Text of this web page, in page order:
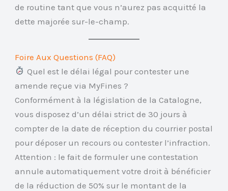
de routine tant que vous n’aurez pas acquitté la
dette majorée sur-le-champ.
Foire Aux Questions (FAQ)
Quel est le délai légal pour contester une
amende reçue via MyFines ?
Conformément à la législation de la Catalogne,
vous disposez d’un délai strict de 30 jours à
compter de la date de réception du courrier postal
pour déposer un recours ou contester l’infraction.
Attention : le fait de formuler une contestation
annule automatiquement votre droit à bénéficier
de la réduction de 50% sur le montant de la